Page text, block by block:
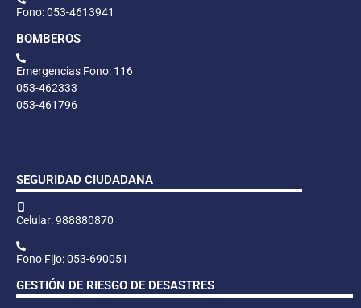
Fono: 053-4613941
BOMBEROS
Emergencias Fono: 116
053-462333
053-461796
SEGURIDAD CIUDADANA
Celular: 988880870
Fono Fijo: 053-690051
GESTIÓN DE RIESGO DE DESASTRES